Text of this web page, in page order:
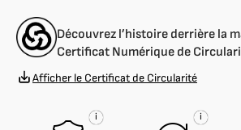
mm
Découvrez l’histoire derrière la
Certificat Numérique de
Afficher le Certificat de Circularité
i i